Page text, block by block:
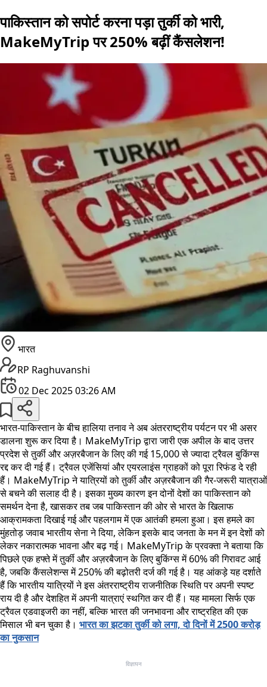
पाकिस्तान को सपोर्ट करना पड़ा तुर्की को भारी,
MakeMyTrip पर 250% बढ़ीं कैंसलेशन!
भारत
RP Raghuvanshi
02 Dec 2025 03:26 AM
भारत-पाकिस्तान के बीच हालिया तनाव ने अब अंतरराष्ट्रीय पर्यटन पर भी असर
डालना शुरू कर दिया है। MakeMyTrip द्वारा जारी एक अपील के बाद उत्तर
प्रदेश से तुर्की और अज़रबैजान के लिए की गई 15,000 से ज्यादा ट्रैवल बुकिंग्स
रद्द कर दी गई हैं। ट्रैवल एजेंसियां और एयरलाइंस ग्राहकों को पूरा रिफंड दे रही
हैं। MakeMyTrip ने यात्रियों को तुर्की और अज़रबैजान की गैर-जरूरी यात्राओं
से बचने की सलाह दी है। इसका मुख्य कारण इन दोनों देशों का पाकिस्तान को
समर्थन देना है, खासकर तब जब पाकिस्तान की ओर से भारत के खिलाफ
आक्रामकता दिखाई गई और पहलगाम में एक आतंकी हमला हुआ। इस हमले का
मुंहतोड़ जवाब भारतीय सेना ने दिया, लेकिन इसके बाद जनता के मन में इन देशों को
लेकर नकारात्मक भावना और बढ़ गई। MakeMyTrip के प्रवक्ता ने बताया कि
पिछले एक हफ्ते में तुर्की और अज़रबैजान के लिए बुकिंग्स में 60% की गिरावट आई
है, जबकि कैंसलेशन्स में 250% की बढ़ोतरी दर्ज की गई है। यह आंकड़े यह दर्शाते
हैं कि भारतीय यात्रियों ने इस अंतरराष्ट्रीय राजनीतिक स्थिति पर अपनी स्पष्ट
राय दी है और देशहित में अपनी यात्राएं स्थगित कर दी हैं। यह मामला सिर्फ एक
ट्रैवल एडवाइजरी का नहीं, बल्कि भारत की जनभावना और राष्ट्रहित की एक
मिसाल भी बन चुका है। भारत का झटका तुर्की को लगा, दो दिनों में 2500 करोड़
का नुकसान
विज्ञापन